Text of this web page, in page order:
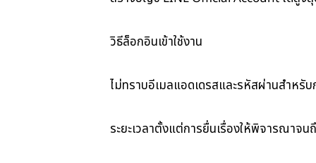
วิธีล็อกอินเข้าใช้งาน
ไม่ทราบอีเมลแอดเดรสและรหัสผ่านสำห
ระยะเวลาตั้งแต่การยื่นเรื่องให้พิจารณาจ